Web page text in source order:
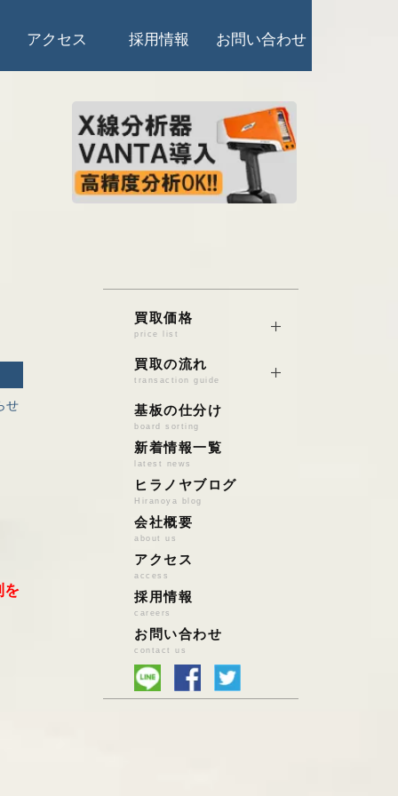
アクセス 採用情報 お問い合わせ
せ
を
買取価格
price list
銅/真鍮/砲金
電線くず
アルミ
ステンレス
鉄
雑品系ｽｸﾗｯﾌﾟ
鉛バッテリー
鉛/亜鉛/錫/はんだ
特殊金属
基板スクラップ
PCパーツ
小型家電・電池
自動車触媒
買取の流れ
transaction guide
店頭持込の場合
宅配便買取の場合
ハイブリッド買取
法人様の場合
基板の仕分け
board sorting
新着情報一覧
latest news
ヒラノヤブログ
Hiranoya blog
会社概要
about us
アクセス
access
採用情報
careers
お問い合わせ
contact us